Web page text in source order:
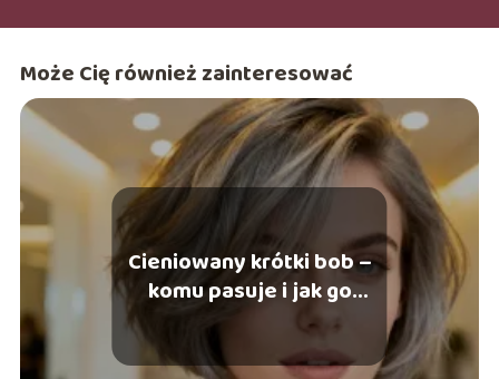
oraz stylu, wierząc, że odpowiednio dobrane kosmetyki i
trendami, ale jednocześnie promuje wygodę, naturalność i
autentyczność. W wolnym czasie lubię testować nowe
kosmetyki, śledzić nowinki ze świata mody oraz dzielić się
inspiracjami związanymi z urodą i stylem życia.
Może Cię również zainteresować
Cieniowany krótki bob –
komu pasuje i jak go
stylizować?